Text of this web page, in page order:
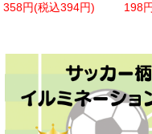
ルダー（栓抜き付き）
358円(税込394円)
ーホ
円～
198